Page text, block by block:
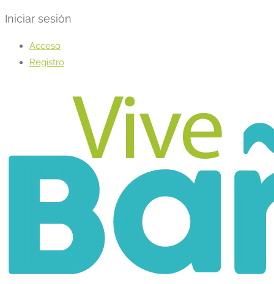
Iniciar sesión
Acceso
Registro